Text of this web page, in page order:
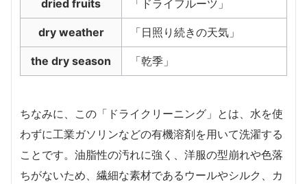
dried fruits 「ドライフルーツ」
dry weather 「日照り続きの天気」
the dry season 「乾季」
ちなみに、この「ドライクリーニング」とは、水を使
わずに工業ガソリンなどの有機溶剤を用いて洗濯する
ことです。油脂性の汚れに強く、洋服の型崩れや色落
ちがないため、繊細な素材であるウールやシルク、カ